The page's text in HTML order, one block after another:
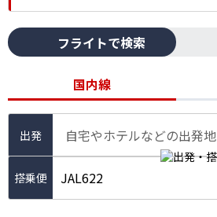
フライトで検索
国内線
出発 自宅やホテルなどの出発地
JAL622